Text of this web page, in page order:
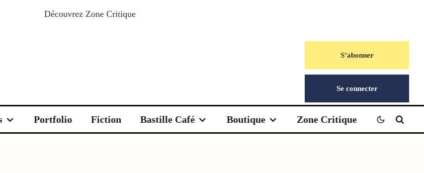
Découvrez Zone Critique
S’abonner
Se connecter
Portfolio Fiction Bastille Café Boutique Zone Critique